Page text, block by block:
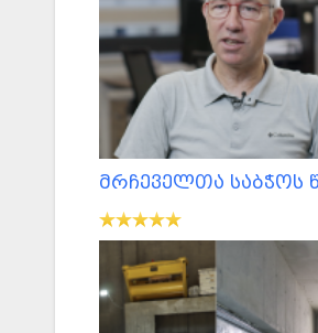
მრჩეველთა საბჭოს